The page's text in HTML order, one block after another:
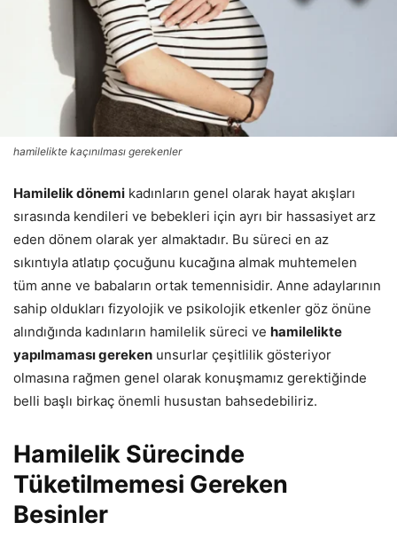
hamilelikte kaçınılması gerekenler
Hamilelik dönemi kadınların genel olarak hayat akışları
sırasında kendileri ve bebekleri için ayrı bir hassasiyet arz
eden dönem olarak yer almaktadır. Bu süreci en az
sıkıntıyla atlatıp çocuğunu kucağına almak muhtemelen
tüm anne ve babaların ortak temennisidir. Anne adaylarının
sahip oldukları fizyolojik ve psikolojik etkenler göz önüne
alındığında kadınların hamilelik süreci ve hamilelikte
yapılmaması gereken unsurlar çeşitlilik gösteriyor
olmasına rağmen genel olarak konuşmamız gerektiğinde
belli başlı birkaç önemli husustan bahsedebiliriz.
Hamilelik Sürecinde
Tüketilmemesi Gereken
Besinler